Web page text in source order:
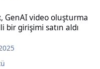
GenAI video oluşturma
bir girişimi satın aldı